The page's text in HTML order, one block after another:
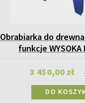
Obrabiarka do
funkcje WYSOKA
3 450,00 zł
DO